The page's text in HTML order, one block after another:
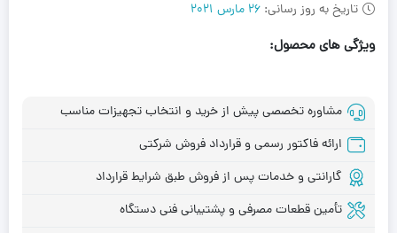
تاریخ به روز رسانی: 26 مارس 2021
ویژگی های محصول:
مشاوره تخصصی پیش از خرید و انتخاب تجهیزات مناسب
ارائه فاکتور رسمی و قرارداد فروش شرکتی
گارانتی و خدمات پس از فروش طبق شرایط قرارداد
تأمین قطعات مصرفی و پشتیبانی فنی دستگاه